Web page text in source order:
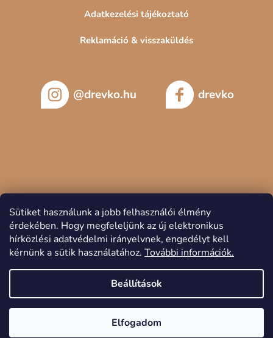
Sütiket használunk a jobb felhasználói élmény
érdekében. Hogy megfeleljünk az új elektronikus
hírközlési adatvédelmi irányelvnek, engedélyt kell
kérnünk a sütik használatához. További információk.
Beállítások
Elfogadom
Adatkezelési tájékoztató
Reklamáció & visszaküldés
@drevko.hu drevko
Shoptet készítette